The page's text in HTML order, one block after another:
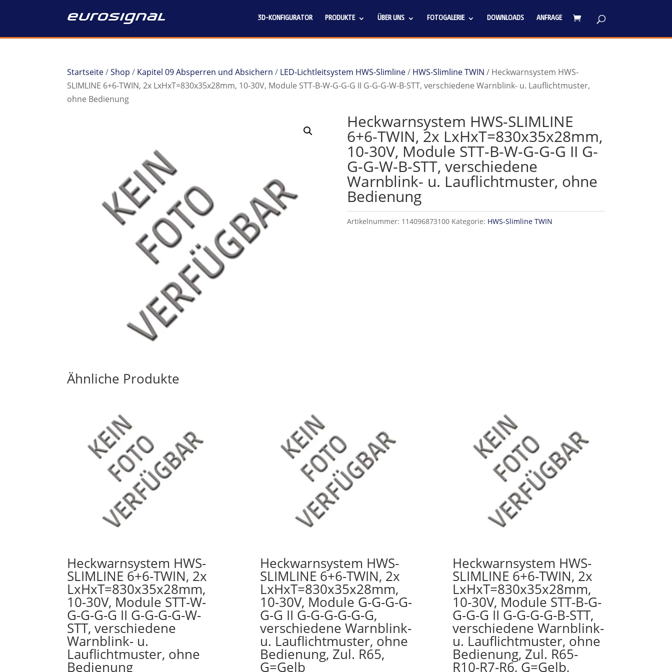
3D-KONFIGURATOR PRODUKTE ÜBER UNS FOTOGALERIE DOWNLOADS ANFRAGE
Startseite/Shop / Kapitel 09 Absperren und Absichern / LED-Lichtleitsystem HWS-Slimline/ HWS-Slimline TWIN / Heckwarnsystem HWS-
SLIMLINE 6+6-TWIN, 2x LxHxT=830x35x28mm, 10-30V, Module STT-B-W-G-G-G II G-G-G-W-B-STT, verschiedene Warnblink- u. Lauflichtmuster,
ohne Bedienung
Heckwarnsystem HWS-SLIMLINE
6+6-TWIN, 2x LxHxT=830x35x28mm,
10-30V, Module STT-B-W-G-G-G II G-
G-G-W-B-STT, verschiedene
Warnblink- u. Lauflichtmuster, ohne
Bedienung
Artikelnummer: 114096873100 Kategorie: HWS-Slimline TWIN
Ähnliche Produkte
Heckwarnsystem HWS-
SLIMLINE 6+6-TWIN, 2x
LxHxT=830x35x28mm,
10-30V, Module STT-W-
G-G-G-G II G-G-G-G-W-
STT, verschiedene
Warnblink- u.
Lauflichtmuster, ohne
Bedienung
Heckwarnsystem HWS-
SLIMLINE 6+6-TWIN, 2x
LxHxT=830x35x28mm,
10-30V, Module G-G-G-G-
G-G II G-G-G-G-G-G,
verschiedene Warnblink-
u. Lauflichtmuster, ohne
Bedienung, Zul. R65,
G=Gelb
Heckwarnsystem HWS-
SLIMLINE 6+6-TWIN, 2x
LxHxT=830x35x28mm,
10-30V, Module STT-B-G-
G-G-G II G-G-G-G-B-STT,
verschiedene Warnblink-
u. Lauflichtmuster, ohne
Bedienung, Zul. R65-
R10-R7-R6, G=Gelb,